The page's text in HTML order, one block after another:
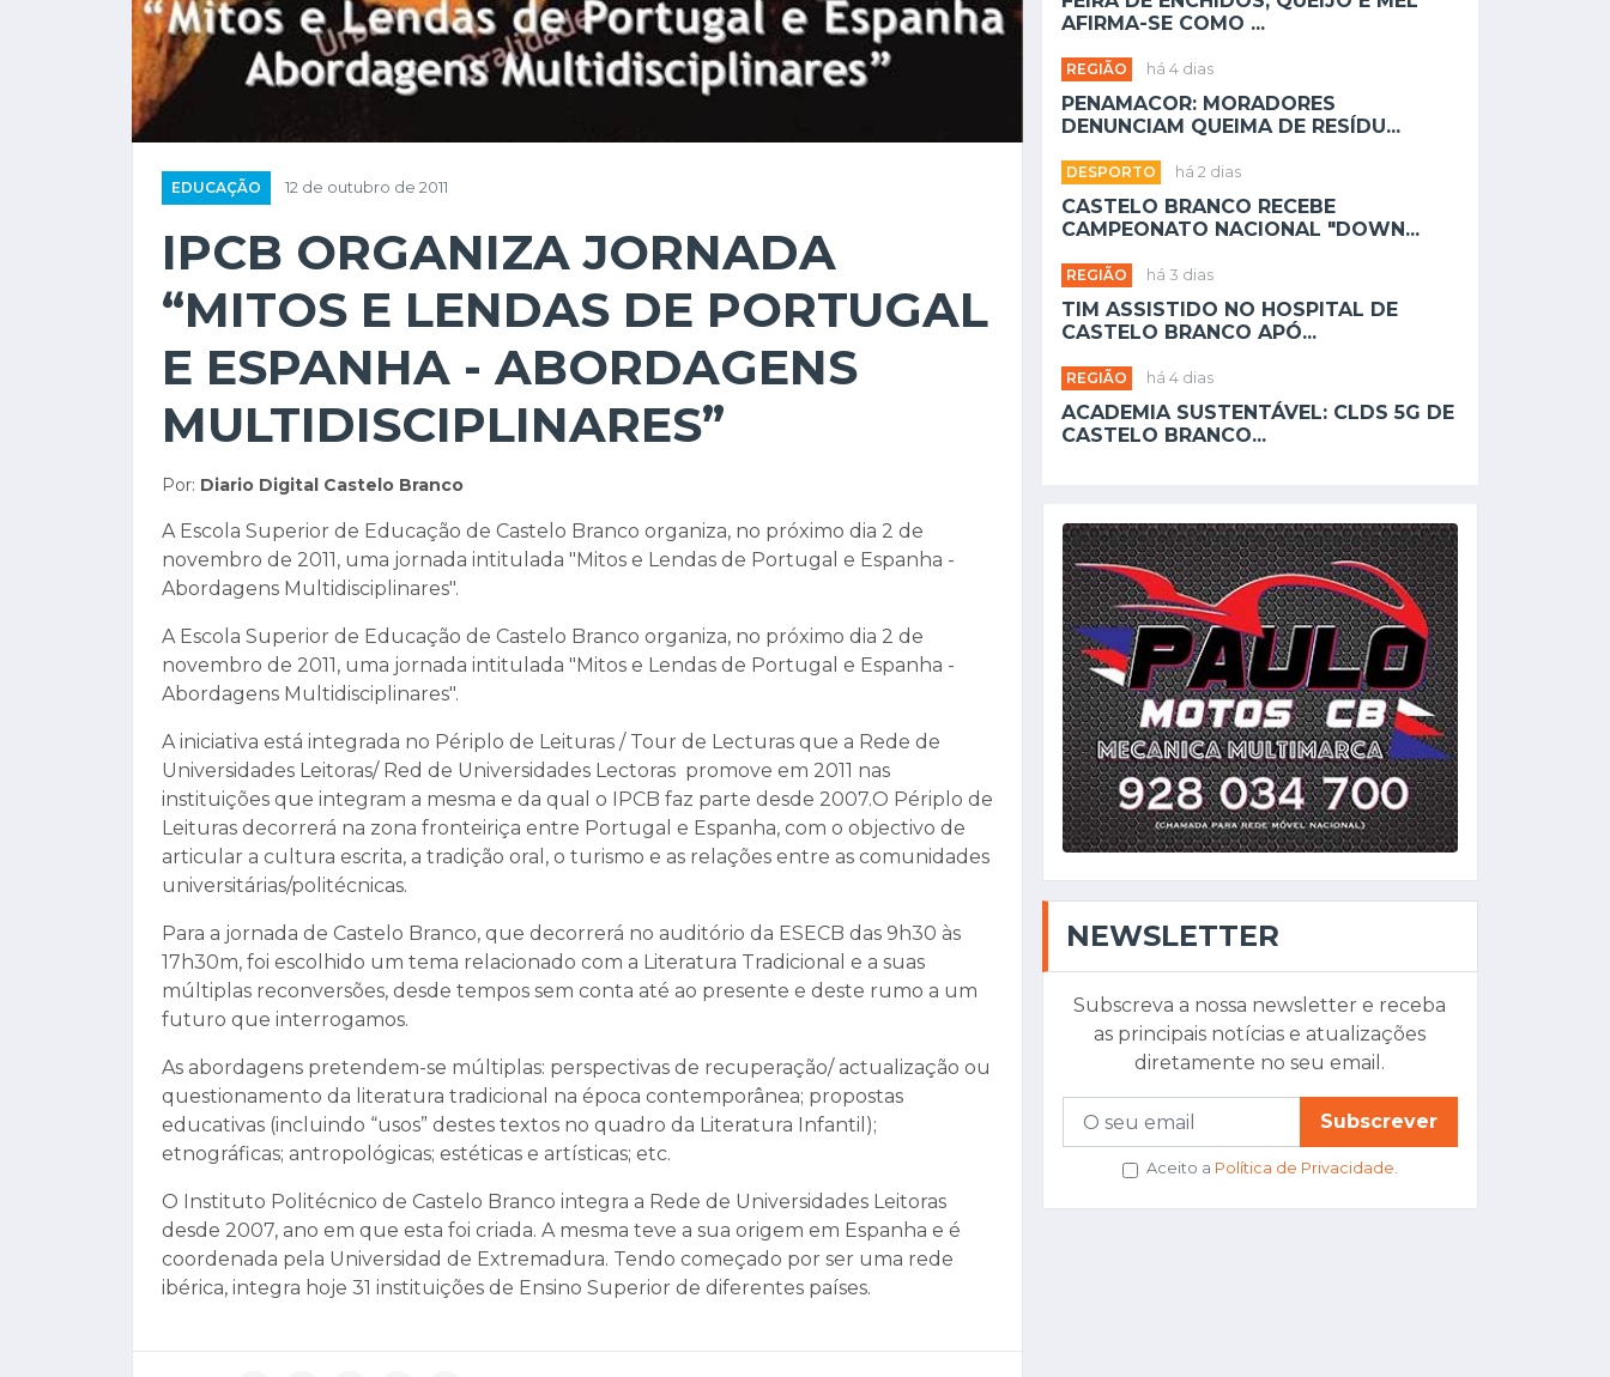
EDUCAÇÃO 12 de outubro de 2011
IPCB ORGANIZA JORNADA
“MITOS E LENDAS DE PORTUGAL
E ESPANHA - ABORDAGENS
MULTIDISCIPLINARES”
Por: Diario Digital Castelo Branco
A Escola Superior de Educação de Castelo Branco organiza, no próximo dia 2 de
novembro de 2011, uma jornada intitulada "Mitos e Lendas de Portugal e Espanha -
Abordagens Multidisciplinares".
A Escola Superior de Educação de Castelo Branco organiza, no próximo dia 2 de
novembro de 2011, uma jornada intitulada "Mitos e Lendas de Portugal e Espanha -
Abordagens Multidisciplinares".
A iniciativa está integrada no Périplo de Leituras / Tour de Lecturas que a Rede de
Universidades Leitoras/ Red de Universidades Lectoras promove em 2011 nas
instituições que integram a mesma e da qual o IPCB faz parte desde 2007.O Périplo de
Leituras decorrerá na zona fronteiriça entre Portugal e Espanha, com o objectivo de
articular a cultura escrita, a tradição oral, o turismo e as relações entre as comunidades
universitárias/politécnicas.
Para a jornada de Castelo Branco, que decorrerá no auditório da ESECB das 9h30 às
17h30m, foi escolhido um tema relacionado com a Literatura Tradicional e a suas
múltiplas reconversões, desde tempos sem conta até ao presente e deste rumo a um
futuro que interrogamos.
As abordagens pretendem-se múltiplas: perspectivas de recuperação/ actualização ou
questionamento da literatura tradicional na época contemporânea; propostas
educativas (incluindo “usos” destes textos no quadro da Literatura Infantil);
etnográficas; antropológicas; estéticas e artísticas; etc.
O Instituto Politécnico de Castelo Branco integra a Rede de Universidades Leitoras
desde 2007, ano em que esta foi criada. A mesma teve a sua origem em Espanha e é
coordenada pela Universidad de Extremadura. Tendo começado por ser uma rede
ibérica, integra hoje 31 instituições de Ensino Superior de diferentes países.
AFIRMA-SE COMO ...
REGIÃO há 4 dias
PENAMACOR: MORADORES
DENUNCIAM QUEIMA DE RESÍDU...
DESPORTO há 2 dias
CASTELO BRANCO RECEBE
CAMPEONATO NACIONAL "DOWN...
REGIÃO há 3 dias
TIM ASSISTIDO NO HOSPITAL DE
CASTELO BRANCO APÓ...
REGIÃO há 4 dias
ACADEMIA SUSTENTÁVEL: CLDS 5G DE
CASTELO BRANCO...
NEWSLETTER
Subscreva a nossa newsletter e receba
as principais notícias e atualizações
diretamente no seu email.
Subscrever
Aceito a Política de Privacidade.